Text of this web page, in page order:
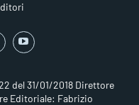
del 31/01/2018 Direttore
Editoriale: Fabrizio